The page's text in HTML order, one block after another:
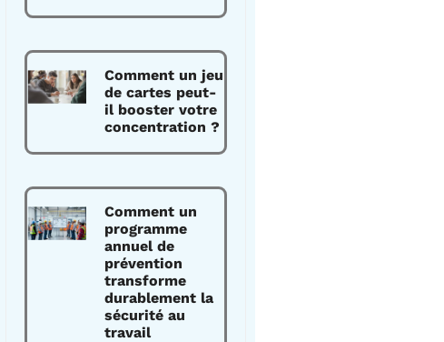
Comment un jeu
de cartes peut-
il booster votre
concentration ?
Comment un
programme
annuel de
prévention
transforme
durablement la
sécurité au
travail